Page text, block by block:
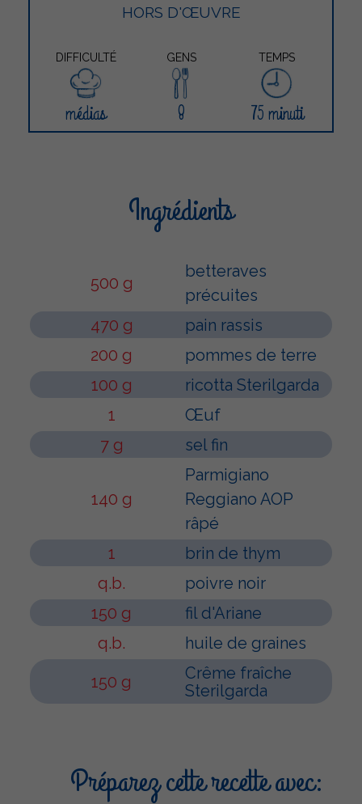
HORS D'ŒUVRE
DIFFICULTÉ GENS TEMPS
médias 8 75 minuti
Ingrédients
500 g
betteraves
précuites
470 g
pain rassis
200 g
pommes de terre
100 g
ricotta Sterilgarda
1
Œuf
7 g
sel fin
140 g
Parmigiano
Reggiano AOP
râpé
1
brin de thym
q.b.
poivre noir
150 g
fil d'Ariane
q.b.
huile de graines
150 g
Crême fraîche
Sterilgarda
Préparez cette recette avec: